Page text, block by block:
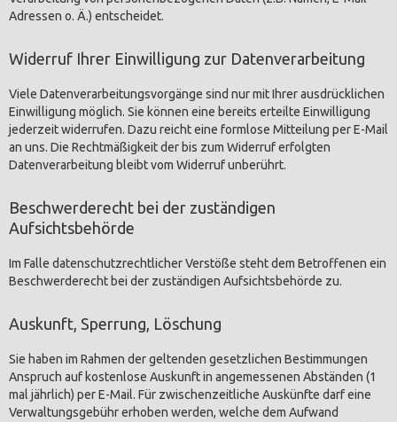
Adressen o. Ä.) entscheidet.
Widerruf Ihrer Einwilligung zur Datenverarbeitung
Viele Datenverarbeitungsvorgänge sind nur mit Ihrer ausdrücklichen
Einwilligung möglich. Sie können eine bereits erteilte Einwilligung
jederzeit widerrufen. Dazu reicht eine formlose Mitteilung per E-Mail
an uns. Die Rechtmäßigkeit der bis zum Widerruf erfolgten
Datenverarbeitung bleibt vom Widerruf unberührt.
Beschwerderecht bei der zuständigen
Aufsichtsbehörde
Im Falle datenschutzrechtlicher Verstöße steht dem Betroffenen ein
Beschwerderecht bei der zuständigen Aufsichtsbehörde zu.
Auskunft, Sperrung, Löschung
Sie haben im Rahmen der geltenden gesetzlichen Bestimmungen
Anspruch auf kostenlose Auskunft in angemessenen Abständen (1
mal jährlich) per E-Mail. Für zwischenzeitliche Auskünfte darf eine
Verwaltungsgebühr erhoben werden, welche dem Aufwand